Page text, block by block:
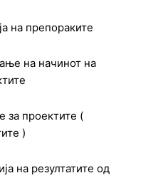
на препораките
на начинот на
за проектите (
)
на резултатите од